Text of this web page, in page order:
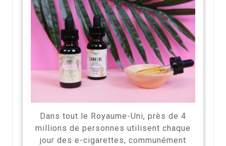
Dans tout le Royaume-Uni, près de 4
millions de personnes utilisent chaque
jour des e-cigarettes, communément